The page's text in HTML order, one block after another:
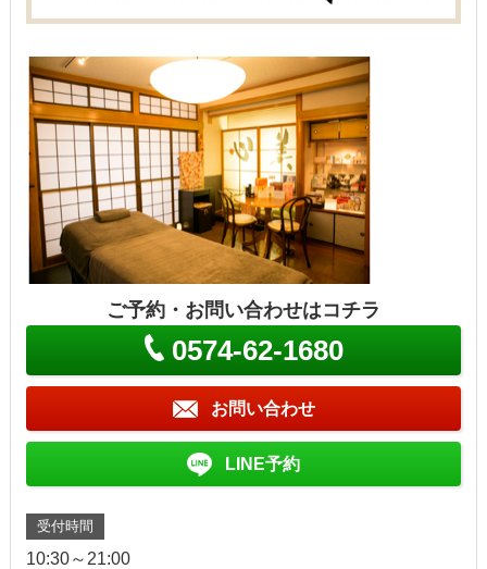
ご予約・お問い合わせはコチラ
0574-62-1680
お問い合わせ
LINE予約
受付時間
10:30～21:00